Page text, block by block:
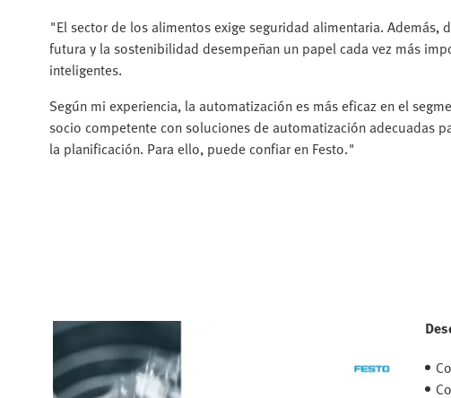
"El sector de los alimentos exige seguridad alimentaria.
futura y la sostenibilidad desempeñan un papel cada vez más
inteligentes.
Según mi experiencia, la automatización es más eficaz en el
socio competente con soluciones de automatización adecuadas
la planificación. Para ello, puede confiar en Festo."